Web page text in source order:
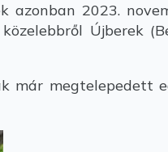
azonban 2023.
Újberek
már megtelepedett